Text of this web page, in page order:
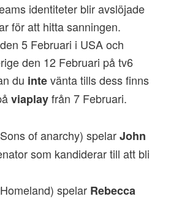
identiteter blir avslöjade
för att hitta sanningen.
5 Februari i USA och
den 12 Februari på tv6
du intevänta tills dess finns
viaplayfrån 7 Februari.
of anarchy) spelarJohn
som kandiderar till att bli
spelar Rebecca